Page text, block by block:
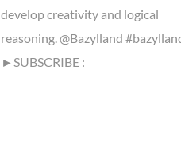
develop creativity and logical
reasoning. @Bazylland
►SUBSCRIBE :